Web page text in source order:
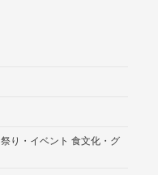
祭り・イベント 食文化・グ